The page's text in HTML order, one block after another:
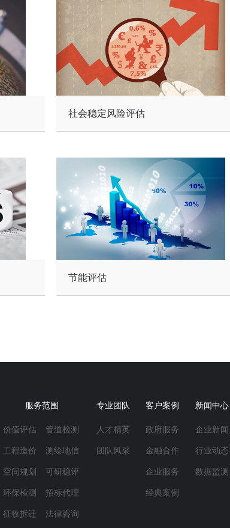
社会稳定风险评估
节能评估
服务范围
价值评估 管道检测
工程造价 测绘地信
空间规划 可研稳评
环保检测 招标代理
征收拆迁 法律咨询
专业团队
人才精英
团队风采
客户案例
政府服务
金融合作
企业服务
经典案例
新闻中心
企业新闻
行业动态
数据监测